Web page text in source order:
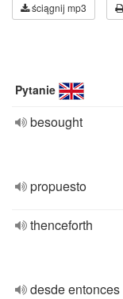
ściągnij mp3
Pytanie
besought
propuesto
thenceforth
desde entonces